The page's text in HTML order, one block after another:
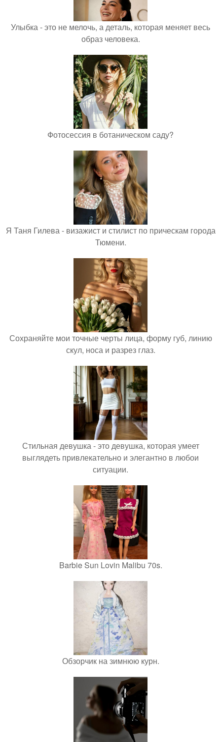
Улыбка - это не мелочь, а деталь, которая меняет весь
образ человека.
Фотосессия в ботаническом саду?
Я Таня Гилева - визажист и стилист по прическам города
Тюмени.
Сохраняйте мои точные черты лица, форму губ, линию
скул, носа и разрез глаз.
Стильная девушка - это девушка, которая умеет
выглядеть привлекательно и элегантно в любои
ситуации.
Barbie Sun Lovin Malibu 70s.
Обзорчик на зимнюю курн.